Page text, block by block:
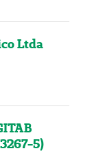
Ltda
5)